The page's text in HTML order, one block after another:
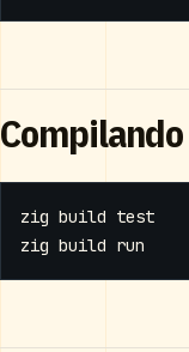
zig build test